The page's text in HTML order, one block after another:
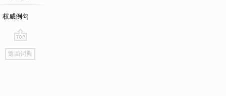
权威例句
go
top
返回词典